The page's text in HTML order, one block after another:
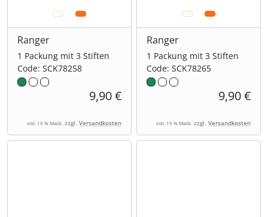
Ranger
1 Packung mit 3 Stiften
Code: SCK78258
9,90 €
inkl. 19 % MwSt. zzgl. Versandkosten
Ranger
1 Packung mit 3 Stiften
Code: SCK78265
9,90 €
inkl. 19 % MwSt. zzgl. Versandkosten